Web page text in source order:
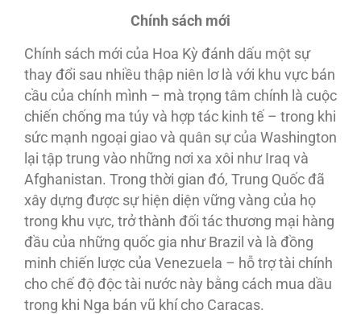
Chính sách mới
Chính sách mới của Hoa Kỳ đánh dấu một sự
thay đổi sau nhiều thập niên lơ là với khu vực bán
cầu của chính mình – mà trọng tâm chính là cuộc
chiến chống ma túy và hợp tác kinh tế – trong khi
sức mạnh ngoại giao và quân sự của Washington
lại tập trung vào những nơi xa xôi như Iraq và
Afghanistan. Trong thời gian đó, Trung Quốc đã
xây dựng được sự hiện diện vững vàng của họ
trong khu vực, trở thành đối tác thương mại hàng
đầu của những quốc gia như Brazil và là đồng
minh chiến lược của Venezuela – hỗ trợ tài chính
cho chế độ độc tài nước này bằng cách mua dầu
trong khi Nga bán vũ khí cho Caracas.